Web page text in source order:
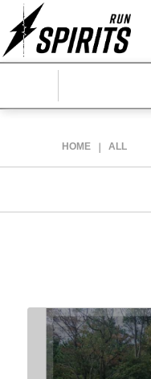
HOME ALL